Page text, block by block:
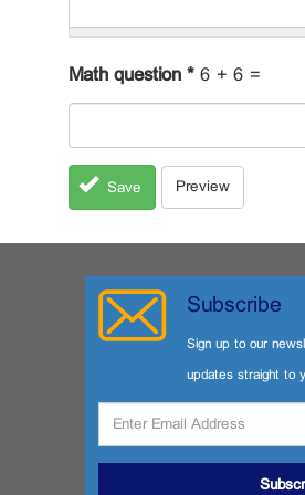
Math question * 6 + 6 =
Save Preview
Subscribe
Sign up to our
updates straight to